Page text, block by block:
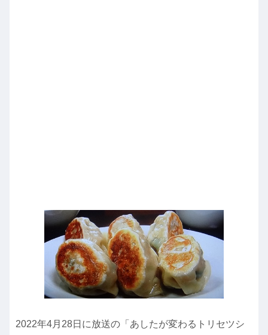
2022年4月28日に放送の「あしたが変わるトリセツシ